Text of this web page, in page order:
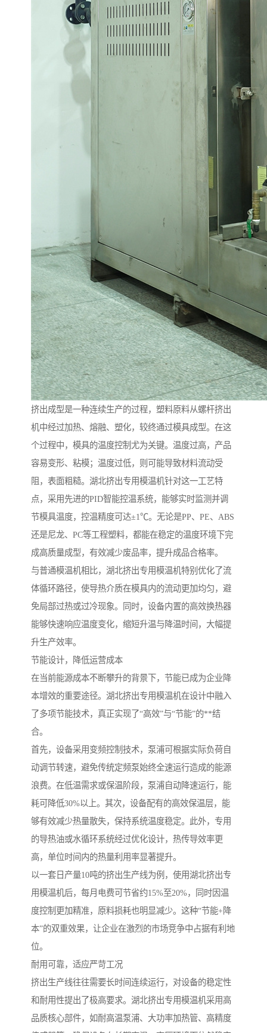
挤出成型是一种连续生产的过程，塑料原料从螺杆挤出
机中经过加热、熔融、塑化，较终通过模具成型。在这
个过程中，模具的温度控制尤为关键。温度过高，产品
容易变形、粘模；温度过低，则可能导致材料流动受
阻，表面粗糙。湖北挤出专用模温机针对这一工艺特
点，采用先进的PID智能控温系统，能够实时监测并调
节模具温度，控温精度可达±1℃。无论是PP、PE、ABS
还是尼龙、PC等工程塑料，都能在稳定的温度环境下完
成高质量成型，有效减少废品率，提升成品合格率。
与普通模温机相比，湖北挤出专用模温机特别优化了流
体循环路径，使导热介质在模具内的流动更加均匀，避
免局部过热或过冷现象。同时，设备内置的高效换热器
能够快速响应温度变化，缩短升温与降温时间，大幅提
升生产效率。
节能设计，降低运营成本
在当前能源成本不断攀升的背景下，节能已成为企业降
本增效的重要途径。湖北挤出专用模温机在设计中融入
了多项节能技术，真正实现了“高效”与“节能”的**结
合。
首先，设备采用变频控制技术，泵浦可根据实际负荷自
动调节转速，避免传统定频泵始终全速运行造成的能源
浪费。在低温需求或保温阶段，泵浦自动降速运行，能
耗可降低30%以上。其次，设备配有的高效保温层，能
够有效减少热量散失，保持系统温度稳定。此外，专用
的导热油或水循环系统经过优化设计，热传导效率更
高，单位时间内的热量利用率显著提升。
以一套日产量10吨的挤出生产线为例，使用湖北挤出专
用模温机后，每月电费可节省约15%至20%，同时因温
度控制更加精准，原料损耗也明显减少。这种“节能+降
本”的双重效果，让企业在激烈的市场竞争中占据有利地
位。
耐用可靠，适应严苛工况
挤出生产线往往需要长时间连续运行，对设备的稳定性
和耐用性提出了极高要求。湖北挤出专用模温机采用高
品质核心部件，如耐高温泵浦、大功率加热管、高精度